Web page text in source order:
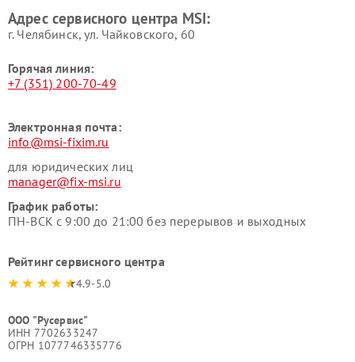
Адрес сервисного центра MSI:
г. Челябинск, ул. Чайковского, 60
Горячая линия:
+7 (351) 200-70-49
Электронная почта:
info@msi-fixim.ru
для юридических лиц
manager@fix-msi.ru
График работы:
ПН-ВСК с 9:00 до 21:00 без перерывов и выходных
Рейтинг сервисного центра
4.9-5.0
ООО "Русервис"
ИНН 7702633247
ОГРН 1077746335776